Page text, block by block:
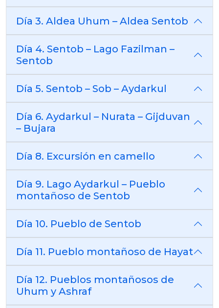
Día 3. Aldea Uhum – Aldea Sentob
Día 4. Sentob – Lago Fazilman –
Sentob
Día 5. Sentob – Sob – Aydarkul
Día 6. Aydarkul – Nurata – Gijduvan
– Bujara
Día 8. Excursión en camello
Día 9. Lago Aydarkul – Pueblo
montañoso de Sentob
Día 10. Pueblo de Sentob
Día 11. Pueblo montañoso de Hayat
Día 12. Pueblos montañosos de
Uhum y Ashraf